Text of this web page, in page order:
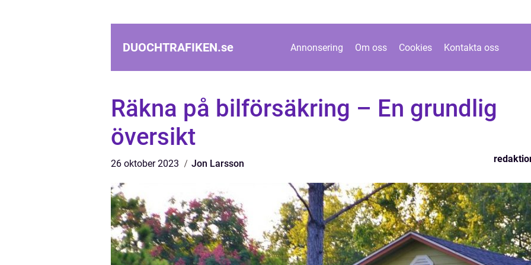
DUOCHTRAFIKEN.se Annonsering Om oss Cookies Kontakta oss
Räkna på bilförsäkring – En grundlig
översikt
26 oktober 2023 Jon Larsson